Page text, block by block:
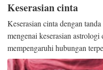
Keserasian cinta
Keserasian cinta dengan
mengenai keserasian astrologi
mempengaruhi hubungan